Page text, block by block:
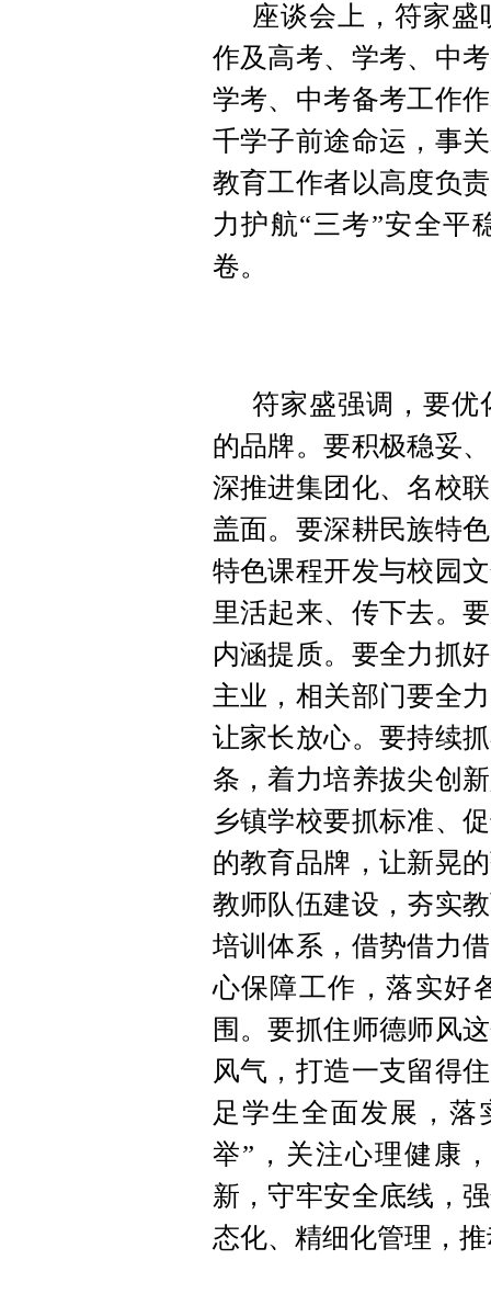
座谈会上，符家
作及高考、学考、中
学考、中考备考工作
千学子前途命运，事
教育工作者以高度负
力护航“三考”安全平
卷。
符家盛强调，要
的品牌。要积极稳妥
深推进集团化、名校
盖面。要深耕民族特
特色课程开发与校园
里活起来、传下去。
内涵提质。要全力抓
主业，相关部门要全
让家长放心。要持续
条，着力培养拔尖创
乡镇学校要抓标准、
的教育品牌，让新晃
教师队伍建设，夯实
培训体系，借势借力
心保障工作，落实好
围。要抓住师德师风
风气，打造一支留得
足学生全面发展，
举”，关注心理健康
新，守牢安全底线，
态化、精细化管理，